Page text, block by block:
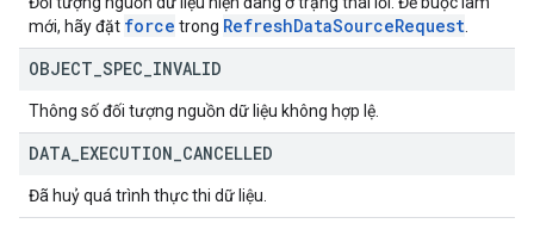
mới, hãy đặt force trong RefreshDataSourceRequest
OBJECT SPEC INVALID
Thông số đối tượng nguồn dữ liệu không hợp lệ.
DATA EXECUTION CANCELLED
Đã huỷ quá trình thực thi dữ liệu.